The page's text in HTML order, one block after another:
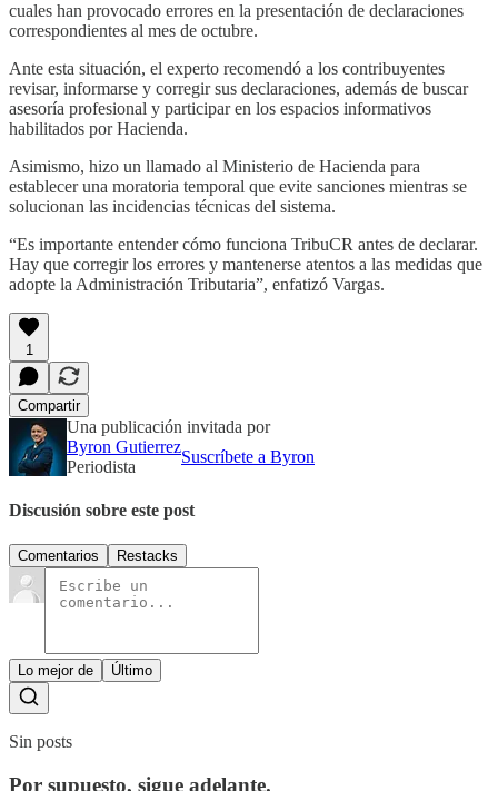
cuales han provocado errores en la presentación de declaraciones
correspondientes al mes de octubre.
Ante esta situación, el experto recomendó a los contribuyentes
revisar, informarse y corregir sus declaraciones, además de buscar
asesoría profesional y participar en los espacios informativos
habilitados por Hacienda.
Asimismo, hizo un llamado al Ministerio de Hacienda para
establecer una moratoria temporal que evite sanciones mientras se
solucionan las incidencias técnicas del sistema.
“Es importante entender cómo funciona TribuCR antes de declarar.
Hay que corregir los errores y mantenerse atentos a las medidas que
adopte la Administración Tributaria”, enfatizó Vargas.
1
Compartir
Una publicación invitada por
Byron Gutierrez
Periodista
Suscríbete a Byron
Discusión sobre este post
Comentarios Restacks
Lo mejor de Último
Sin posts
Por supuesto, sigue adelante.